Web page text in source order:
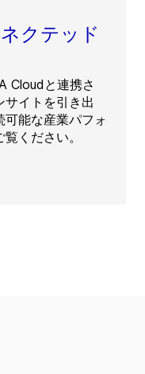
クテッド
Cloudと連携さ
イトを引き出
可能な産業パフォ
ください。